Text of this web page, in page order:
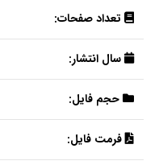
تعداد صفحات:
سال انتشار:
حجم فایل:
فرمت فایل: